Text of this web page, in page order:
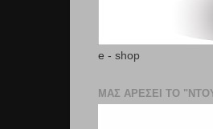
e - shop
ΜΑΣ ΑΡΕΣΕΙ ΤΟ